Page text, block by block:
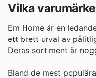
Vilka
Em Home är en
ett brett urval av
Deras sortiment är
Bland de mest